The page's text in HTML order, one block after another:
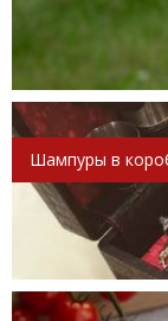
Шампуры в